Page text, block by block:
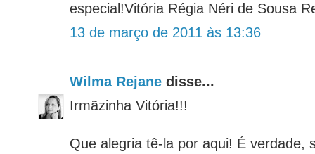
especial!Vitória Régia Néri de Sousa
13 de março de 2011 às 13:36
Wilma Rejane disse...
Irmãzinha Vitória!!!
Que alegria tê-la por aqui! É verdade,